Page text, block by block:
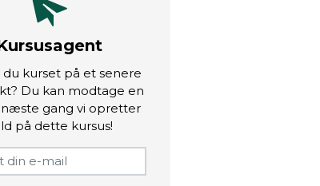
kurset på et senere
Du kan modtage en
næste gang vi opretter
på dette kursus!